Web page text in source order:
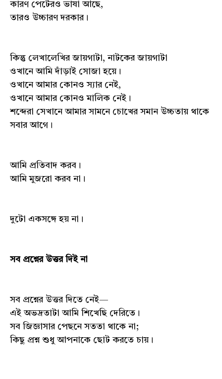
কারণ পেটেরও ভাষা আছে,
তারও উচ্চারণ দরকার।
কিন্তু লেখালেখির জায়গাটা, নাটকের জায়গাটা
ওখানে আমি দাঁড়াই সোজা হয়ে।
ওখানে আমার কোনও স্যার নেই,
ওখানে আমার কোনও মালিক নেই।
শব্দেরা সেখানে আমার সামনে চোখের সমান উচ্চতায় থাকে
সবার আগে।
আমি প্রতিবাদ করব।
আমি মুজরো করব না।
দুটো একসঙ্গে হয় না।
সব প্রশ্নের উত্তর দিই না
সব প্রশ্নের উত্তর দিতে নেই—
এই অভদ্রতাটা আমি শিখেছি দেরিতে।
সব জিজ্ঞাসার পেছনে সততা থাকে না;
কিছু প্রশ্ন শুধু আপনাকে ছোট করতে চায়।